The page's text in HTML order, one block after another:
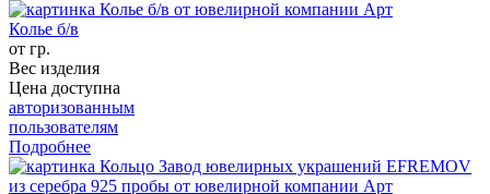
Колье б/в
от гр.
Вес изделия
Цена доступна
авторизованным
пользователям
Подробнее